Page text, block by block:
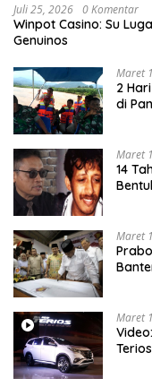
Juli 25, 2026 0 Komentar
Winpot Casino: Su
Genuinos
Maret
2
di
Maret
14
Maret
Maret
Terios